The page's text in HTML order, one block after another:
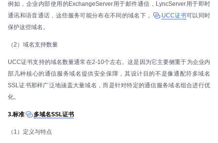
例如，企业内部使用的ExchangeServer用于邮件通信，LyncServer用于即时
通讯和语音通话，这些服务可能分布在不同的域名下，
UCC证书可以同时
保护这些域名。
（2）域名支持数量
UCC证书支持的域名数量通常在2-10个左右。这是因为它主要侧重于为企业内
部几种核心的通信服务域名提供安全保障，其设计目的不是像通配符多域名
SSL证书那样广泛地涵盖大量域名，而是针对特定的通信服务域名组合进行优
化。
3.标准 多域名SSL证书
（1）定义与特点